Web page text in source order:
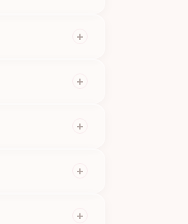
+
+
+
+
+